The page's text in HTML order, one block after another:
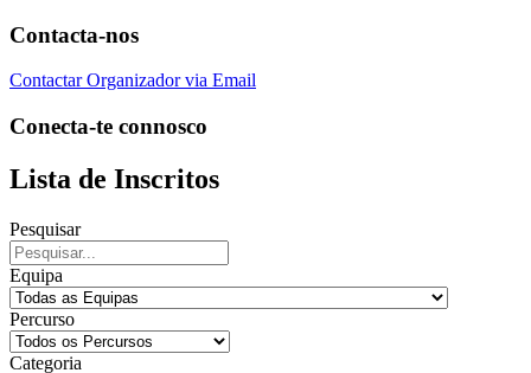
Contacta-nos
Contactar Organizador via Email
Conecta-te connosco
Lista de Inscritos
Pesquisar
Equipa
Percurso
Categoria